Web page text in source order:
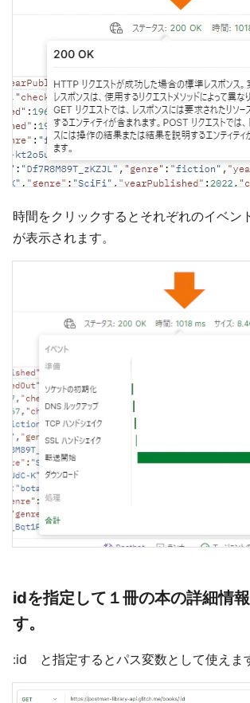
時間をクリックするとそれぞれのイベン
が表示されます。
idを指定して１冊の本の詳細情
す。
:id と指定するとパス変数として使えま